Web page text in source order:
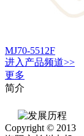
MJ70-5512F
进入 产品频道>>
更多
简介
Copyright © 2013